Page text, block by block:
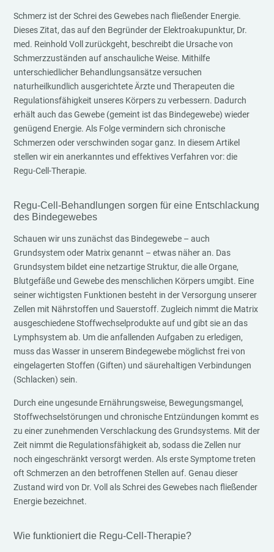
Schmerz ist der Schrei des Gewebes nach fließender Energie.
Dieses Zitat, das auf den Begründer der Elektroakupunktur, Dr.
med. Reinhold Voll zurückgeht, beschreibt die Ursache von
Schmerzzuständen auf anschauliche Weise. Mithilfe
unterschiedlicher Behandlungsansätze versuchen
naturheilkundlich ausgerichtete Ärzte und Therapeuten die
Regulationsfähigkeit unseres Körpers zu verbessern. Dadurch
erhält auch das Gewebe (gemeint ist das Bindegewebe) wieder
genügend Energie. Als Folge vermindern sich chronische
Schmerzen oder verschwinden sogar ganz. In diesem Artikel
stellen wir ein anerkanntes und effektives Verfahren vor: die
Regu-Cell-Therapie.
Regu-Cell-Behandlungen sorgen für eine Entschlackung
des Bindegewebes
Schauen wir uns zunächst das Bindegewebe – auch
Grundsystem oder Matrix genannt – etwas näher an. Das
Grundsystem bildet eine netzartige Struktur, die alle Organe,
Blutgefäße und Gewebe des menschlichen Körpers umgibt. Eine
seiner wichtigsten Funktionen besteht in der Versorgung unserer
Zellen mit Nährstoffen und Sauerstoff. Zugleich nimmt die Matrix
ausgeschiedene Stoffwechselprodukte auf und gibt sie an das
Lymphsystem ab. Um die anfallenden Aufgaben zu erledigen,
muss das Wasser in unserem Bindegewebe möglichst frei von
eingelagerten Stoffen (Giften) und säurehaltigen Verbindungen
(Schlacken) sein.
Durch eine ungesunde Ernährungsweise, Bewegungsmangel,
Stoffwechselstörungen und chronische Entzündungen kommt es
zu einer zunehmenden Verschlackung des Grundsystems. Mit der
Zeit nimmt die Regulationsfähigkeit ab, sodass die Zellen nur
noch eingeschränkt versorgt werden. Als erste Symptome treten
oft Schmerzen an den betroffenen Stellen auf. Genau dieser
Zustand wird von Dr. Voll als Schrei des Gewebes nach fließender
Energie bezeichnet.
Wie funktioniert die Regu-Cell-Therapie?